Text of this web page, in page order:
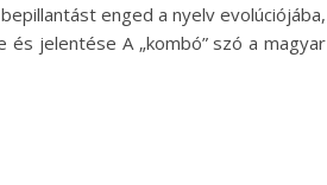
enged a nyelv evolúciójába,
jelentése A „kombó” szó a magyar